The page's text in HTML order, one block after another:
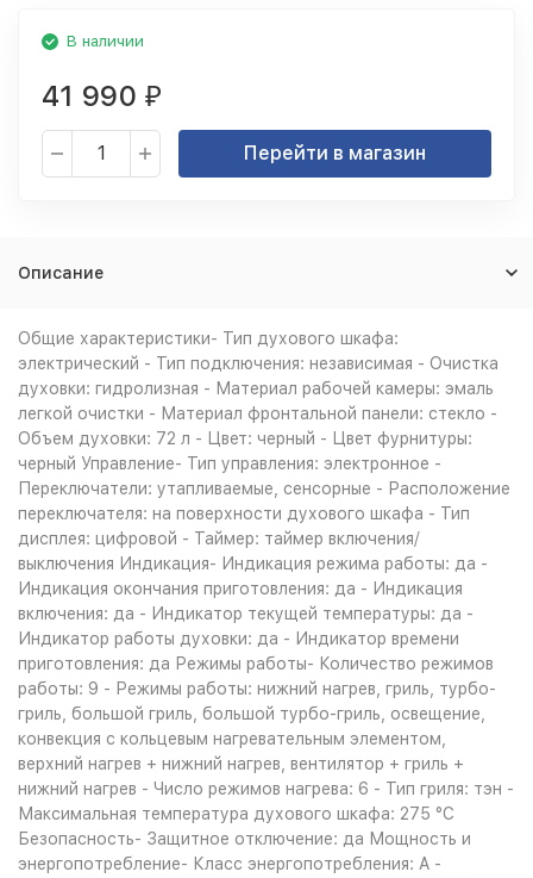
В наличии
41 990 ₽
Перейти в магазин
Описание
Общие характеристики- Тип духового шкафа:
электрический - Тип подключения: независимая - Очистка
духовки: гидролизная - Материал рабочей камеры: эмаль
легкой очистки - Материал фронтальной панели: стекло -
Объем духовки: 72 л - Цвет: черный - Цвет фурнитуры:
черный Управление- Тип управления: электронное -
Переключатели: утапливаемые, сенсорные - Расположение
переключателя: на поверхности духового шкафа - Тип
дисплея: цифровой - Таймер: таймер включения/
выключения Индикация- Индикация режима работы: да -
Индикация окончания приготовления: да - Индикация
включения: да - Индикатор текущей температуры: да -
Индикатор работы духовки: да - Индикатор времени
приготовления: да Режимы работы- Количество режимов
работы: 9 - Режимы работы: нижний нагрев, гриль, турбо-
гриль, большой гриль, большой турбо-гриль, освещение,
конвекция с кольцевым нагревательным элементом,
верхний нагрев + нижний нагрев, вентилятор + гриль +
нижний нагрев - Число режимов нагрева: 6 - Тип гриля: тэн -
Максимальная температура духового шкафа: 275 °С
Безопасность- Защитное отключение: да Мощность и
энергопотребление- Класс энергопотребления: A -